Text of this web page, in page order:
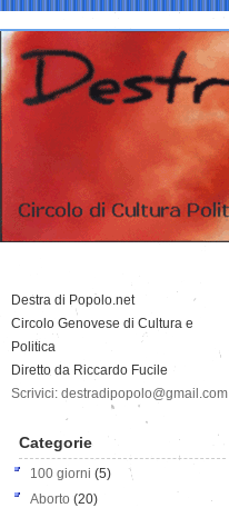
Destra di Popolo.net
Circolo Genovese di Cultura e
Politica
Diretto da Riccardo Fucile
Scrivici: destradipopolo@gmail.com
Categorie
100 giorni (5)
Aborto (20)